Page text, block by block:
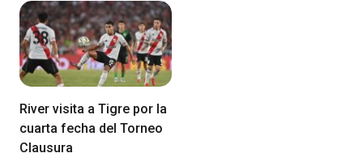
River visita a Tigre por la
cuarta fecha del Torneo
Clausura